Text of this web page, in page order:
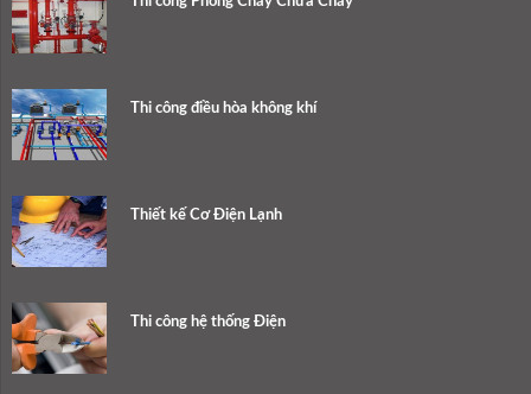
Thi công điều hòa không khí
Thiết kế Cơ Điện Lạnh
Thi công hệ thống Điện